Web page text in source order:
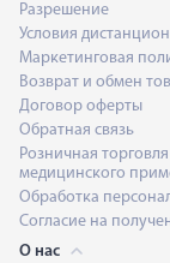
Разрешение
Условия
Маркетинговая
Возврат и обмен
Договор оферты
Обратная связь
Розничная
медицинского
Обработка
Согласие на
О нас